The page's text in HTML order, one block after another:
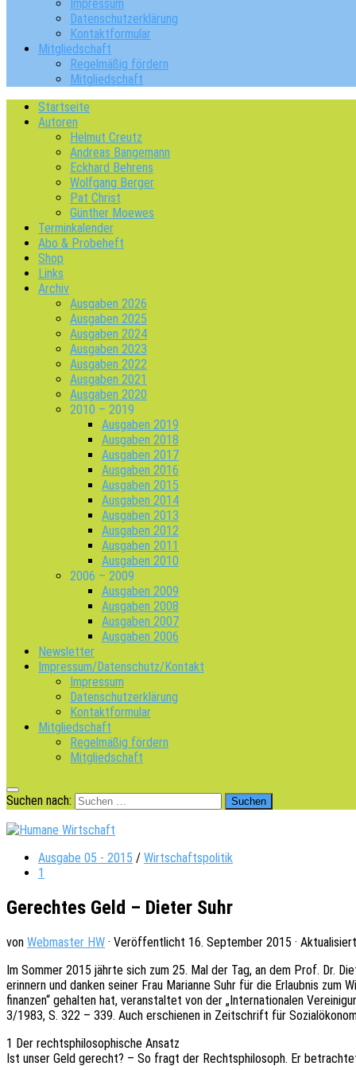
Impressum
Datenschutzerklärung
Kontaktformular
Mitgliedschaft
Regelmäßig fördern
Mitgliedschaft
Startseite
Autoren
Helmut Creutz
Andreas Bangemann
Eckhard Behrens
Wolfgang Berger
Pat Christ
Günther Moewes
Terminkalender
Abo & Probeheft
Shop
Links
Archiv
Ausgaben 2026
Ausgaben 2025
Ausgaben 2024
Ausgaben 2023
Ausgaben 2022
Ausgaben 2021
Ausgaben 2020
2010 – 2019
Ausgaben 2019
Ausgaben 2018
Ausgaben 2017
Ausgaben 2016
Ausgaben 2015
Ausgaben 2014
Ausgaben 2013
Ausgaben 2012
Ausgaben 2011
Ausgaben 2010
2006 – 2009
Ausgaben 2009
Ausgaben 2008
Ausgaben 2007
Ausgaben 2006
Newsletter
Impressum/Datenschutz/Kontakt
Impressum
Datenschutzerklärung
Kontaktformular
Mitgliedschaft
Regelmäßig fördern
Mitgliedschaft
Suchen nach:
Ausgabe 05 - 2015 / Wirtschaftspolitik
1
Gerechtes Geld – Dieter Suhr
von Webmaster HW · Veröffentlicht 16. September 2015 ·
Im Sommer 2015 jährte sich zum 25. Mal der Tag, an dem Prof. Dr.
erin­nern und danken seiner Frau Mari­an­ne Suhr für die Erlaub­nis
fi­nan­zen“ gehal­ten hat, veran­stal­tet von der „Inter­na­tio­na­len
3/1983, S. 322 – 339. Auch erschie­nen in Zeit­schrift für
1 Der rechts­phi­lo­so­phi­sche Ansatz
Ist unser Geld gerecht? – So fragt der Rechts­phi­lo­soph. Er